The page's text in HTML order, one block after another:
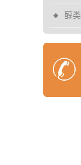
醇类